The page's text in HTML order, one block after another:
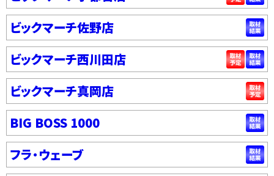
ビックマーチ佐野店
ビックマーチ西川田店
ビックマーチ真岡店
BIG BOSS 1000
フラ・ウェーブ